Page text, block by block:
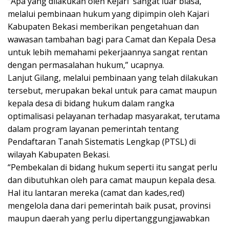
melalui pembinaan hukum yang dipimpin oleh Kajari
Kabupaten Bekasi memberikan pengetahuan dan
wawasan tambahan bagi para Camat dan Kepala Desa
untuk lebih memahami pekerjaannya sangat rentan
dengan permasalahan hukum,” ucapnya.
Lanjut Gilang, melalui pembinaan yang telah dilakukan
tersebut, merupakan bekal untuk para camat maupun
kepala desa di bidang hukum dalam rangka
optimalisasi pelayanan terhadap masyarakat, terutama
dalam program layanan pemerintah tentang
Pendaftaran Tanah Sistematis Lengkap (PTSL) di
wilayah Kabupaten Bekasi.
“Pembekalan di bidang hukum seperti itu sangat perlu
dan dibutuhkan oleh para camat maupun kepala desa.
Hal itu lantaran mereka (camat dan kades,red)
mengelola dana dari pemerintah baik pusat, provinsi
maupun daerah yang perlu dipertanggungjawabkan